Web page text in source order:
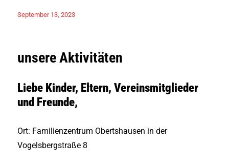
Veröffentlicht
September 13, 2023
unsere Aktivitäten
Liebe Kinder, Eltern, Vereinsmitglieder
und Freunde,
Ort: Familienzentrum Obertshausen in der
Vogelsbergstraße 8